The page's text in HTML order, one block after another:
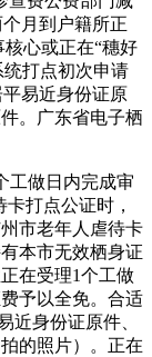
月到户籍所正
心或正在“穗好
统打点初次申请
易近身份证原
。广东省电子栖
做日内完成审
打点公证时，
市老年人虐待卡
本市无效栖身证
在受理1个工做
予以全免。合适
近身份证原件、
的照片）。正在